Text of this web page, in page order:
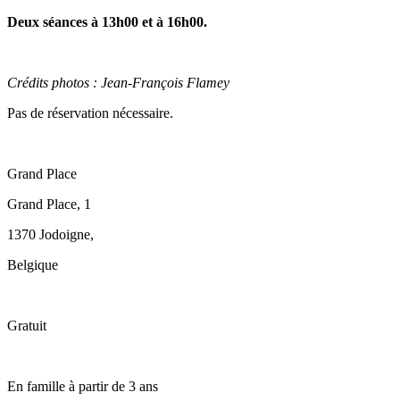
Deux séances à 13h00 et à 16h00.
Crédits photos : Jean-François Flamey
Pas de réservation nécessaire.
Grand Place
Grand Place, 1
1370 Jodoigne,
Belgique
Gratuit
En famille à partir de 3 ans